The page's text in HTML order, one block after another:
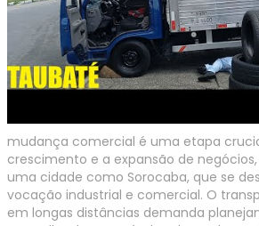
mudança comercial é uma etapa
crescimento e a expansão de
uma cidade como Sorocaba, que se
vocação industrial e comercial. O
em longas distâncias demanda